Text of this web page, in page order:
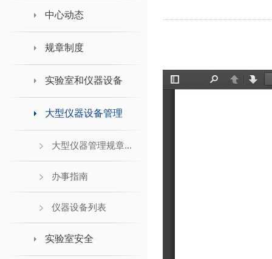
中心动态
规章制度
实验室和仪器设备
大型仪器设备管理
大型仪器管理规章...
办事指南
仪器设备列表
实验室安全